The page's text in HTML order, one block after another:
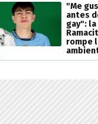
"Me
antes
gay":
rompe